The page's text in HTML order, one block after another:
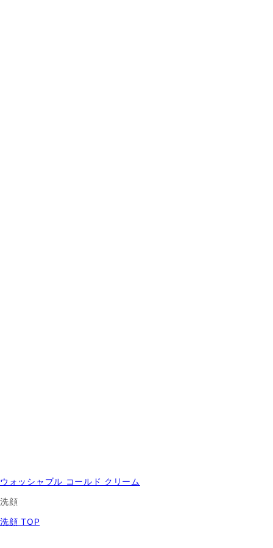
ウォッシャブル コールド クリーム
洗顔
洗顔 TOP